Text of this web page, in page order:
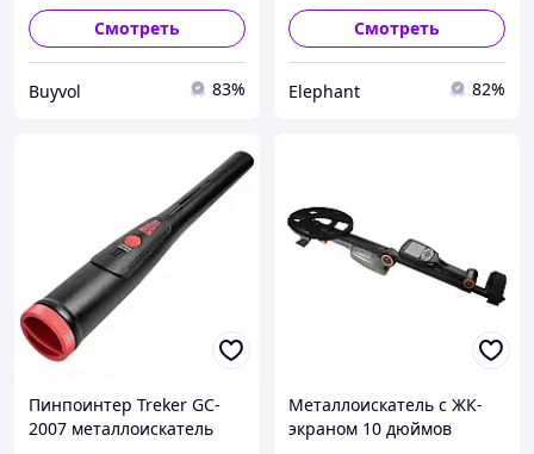
Смотреть
Buyvol 83%
Смотреть
Elephant 82%
Пинпоинтер Treker GC-
2007 металлоискатель
Металлоискатель с ЖК-
экраном 10 дюймов